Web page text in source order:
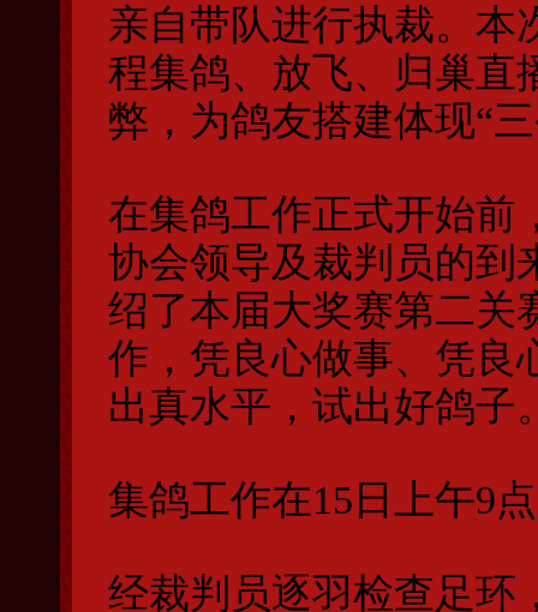
亲自带队进行执裁。本
程集鸽、放飞、归巢直
弊，为鸽友搭建体现“
在集鸽工作正式开始前
协会领导及裁判员的到
绍了本届大奖赛第二关
作，凭良心做事、凭良
出真水平，试出好鸽子
集鸽工作在15日上午9
经裁判员逐羽检查足环